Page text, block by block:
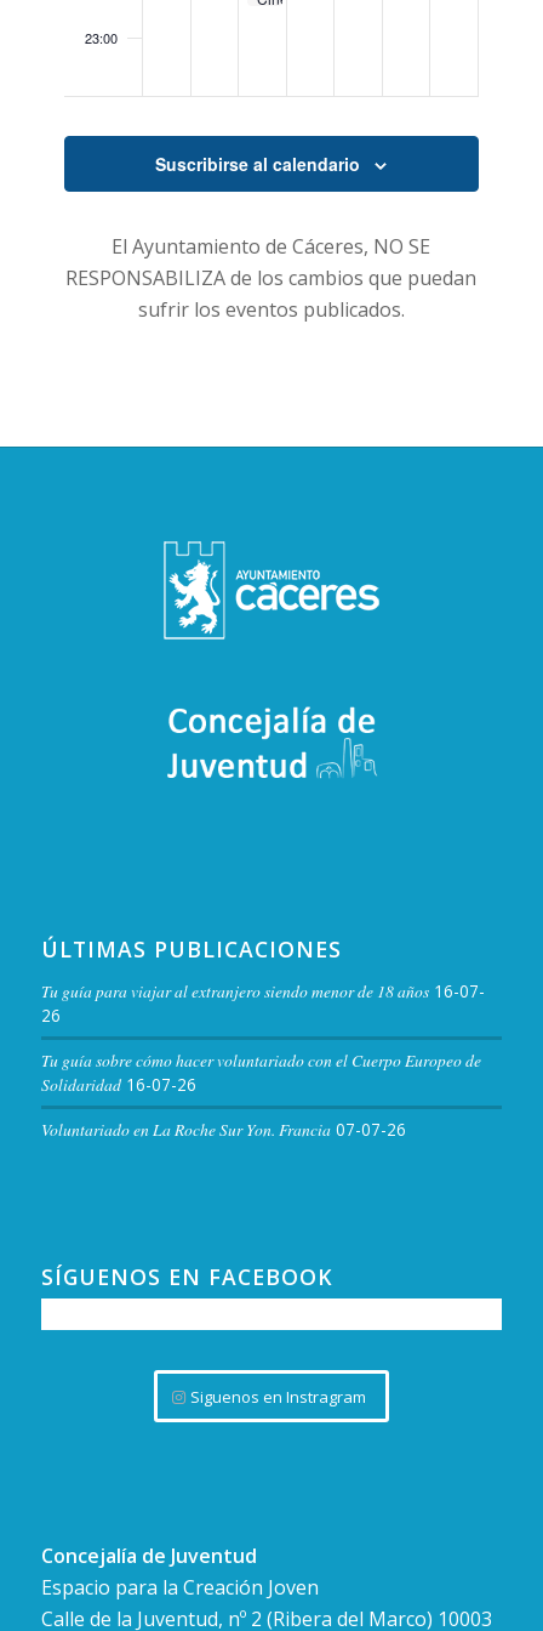
23:00
en
Suscribirse al calendario
El Ayuntamiento de Cáceres, NO SE
RESPONSABILIZA de los cambios que puedan
sufrir los eventos publicados.
ÚLTIMAS PUBLICACIONES
Tu guía para viajar al extranjero siendo menor de 18 años 16-07-
26
Tu guía sobre cómo hacer voluntariado con el Cuerpo Europeo de
Solidaridad 16-07-26
Voluntariado en La Roche Sur Yon. Francia 07-07-26
SÍGUENOS EN FACEBOOK
Siguenos en Instragram
Concejalía de Juventud
Espacio para la Creación Joven
Calle de la Juventud, nº 2 (Ribera del Marco) 10003